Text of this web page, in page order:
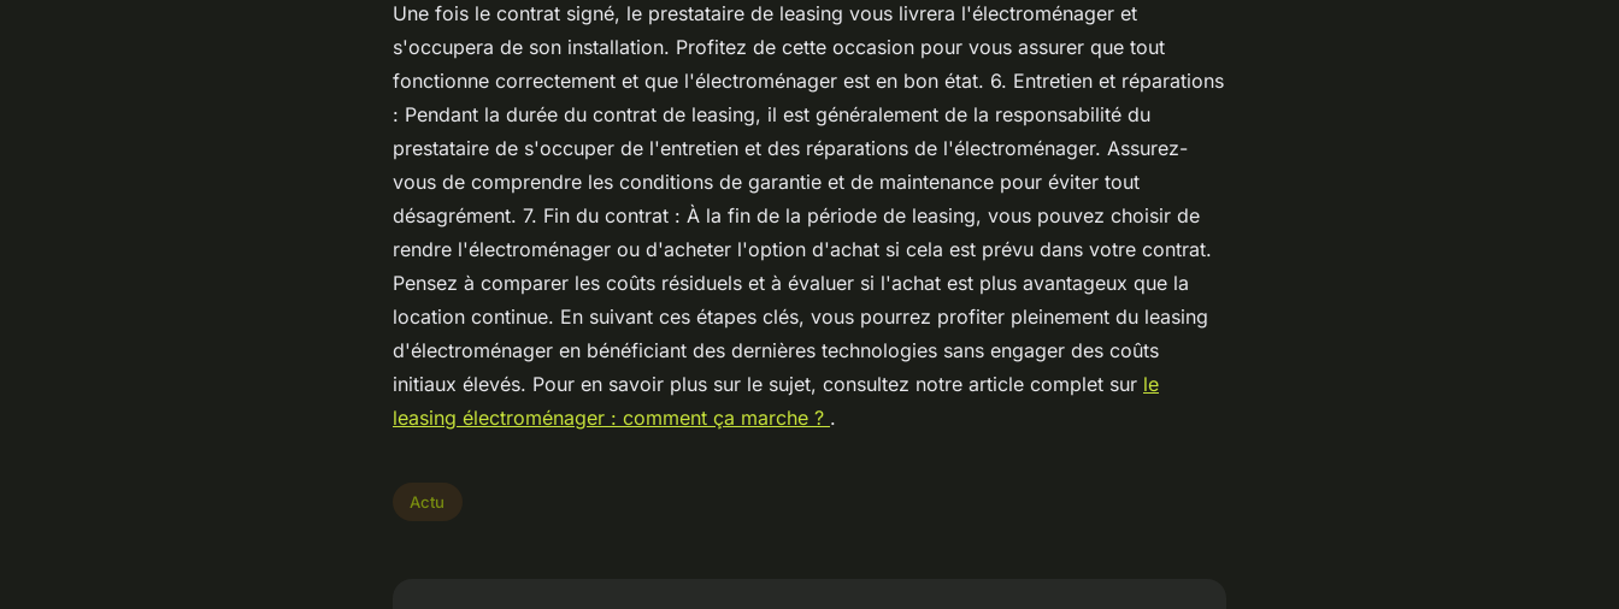
Une fois le contrat signé, le prestataire de leasing vous livrera l'électroménager et
s'occupera de son installation. Profitez de cette occasion pour vous assurer que tout
fonctionne correctement et que l'électroménager est en bon état. 6. Entretien et réparations
: Pendant la durée du contrat de leasing, il est généralement de la responsabilité du
prestataire de s'occuper de l'entretien et des réparations de l'électroménager. Assurez-
vous de comprendre les conditions de garantie et de maintenance pour éviter tout
désagrément. 7. Fin du contrat : À la fin de la période de leasing, vous pouvez choisir de
rendre l'électroménager ou d'acheter l'option d'achat si cela est prévu dans votre contrat.
Pensez à comparer les coûts résiduels et à évaluer si l'achat est plus avantageux que la
location continue. En suivant ces étapes clés, vous pourrez profiter pleinement du leasing
d'électroménager en bénéficiant des dernières technologies sans engager des coûts
initiaux élevés. Pour en savoir plus sur le sujet, consultez notre article complet sur le
leasing électroménager : comment ça marche ? .
Actu